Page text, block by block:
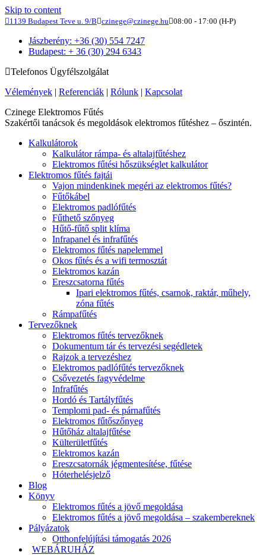
Skip to content
1139 Budapest Teve u. 9/B czinege@czinege.hu 08:00 - 17:00 (H-P)
Jászberény: +36 (30) 554 7247
Budapest: + 36 (30) 294 6343
Telefonos Ügyfélszolgálat
Vélemények | Referenciák | Rólunk | Kapcsolat
Czinege Elektromos Fűtés
Szakértői tanácsok és megoldások elektromos fűtéshez – őszintén.
Kalkulátorok
Kalkulátor rámpa- és altalajfűtéshez
Elektromos fűtési hőszükséglet kalkulátor
Elektromos fűtés fajtái
Vajon mindenkinek megéri az elektromos fűtés?
Fűtőkábel
Elektromos padlófűtés
Fűthető szőnyeg
Hűtő-fűtő split klíma
Infrapanel és infrafűtés
Elektromos fűtés napelemmel
Okos fűtés és a wifi termosztát
Elektromos kazán
Ereszcsatorna fűtés
Ipari elektromos fűtés, csarnok, raktár, műhely,
zóna fűtés
Rámpafűtés
Tervezőknek
Elektromos fűtés tervezőknek
Dokumentum tár és tervezési segédletek
Rajzok a tervezéshez
Elektromos padlófűtés tervezőknek
Csővezetés fagyvédelme
Infrafűtés
Hordó és Tartályfűtés
Templomi pad- és párnafűtés
Elektromos fűtőszőnyeg
Hűtőház altalajfűtése
Külterületfűtés
Elektromos kazán
Ereszcsatornák jégmentesítése, fűtése
Hóterhelésjelző
Blog
Könyv
Elektromos fűtés a jövő megoldása
Elektromos fűtés a jövő megoldása – szakembereknek
Pályázatok
Otthonfelújítási támogatás 2026
WEBÁRUHÁZ